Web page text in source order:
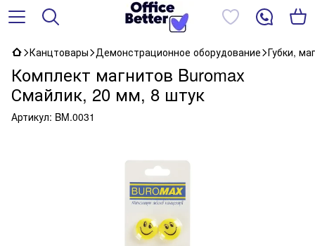
Канцтовары Демонстрационное оборудование Губки,
Комплект магнитов Buromax
Смайлик, 20 мм, 8 штук
Артикул: BM.0031